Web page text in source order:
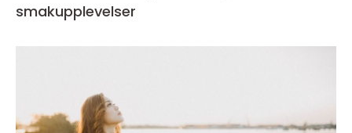
smakupplevelser